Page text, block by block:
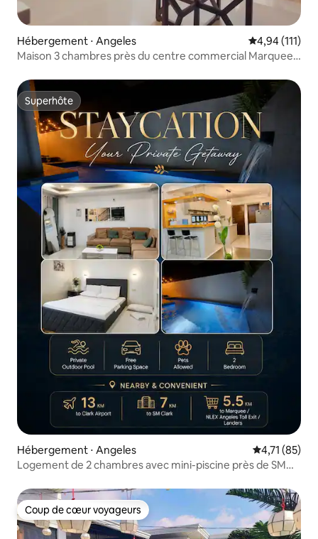
Hébergement ⋅ Angeles Évaluation
4,94 (111)
Maison 3 chambres près du centre commercial Marquee
Superhôte
Superhôte
Hébergement ⋅ Angeles Évaluation
4,71 (85)
Logement de 2 chambres avec mini-piscine près de SM
Coup de cœur voyageurs
Coup de cœur voyageurs